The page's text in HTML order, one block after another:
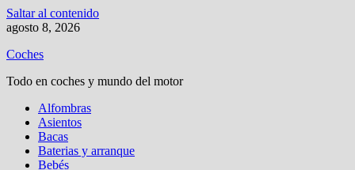
Saltar al contenido
agosto 8, 2026
Coches
Todo en coches y mundo del motor
Alfombras
Asientos
Bacas
Baterias y arranque
Bebés